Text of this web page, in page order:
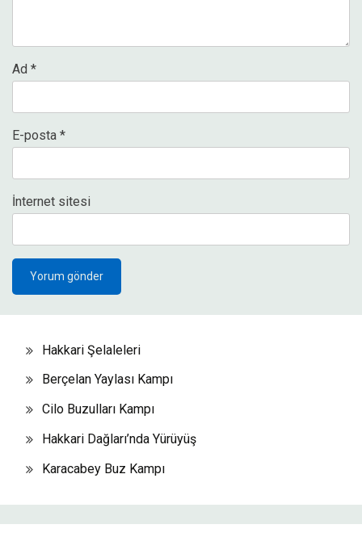
Ad *
E-posta *
İnternet sitesi
Hakkari Şelaleleri
Berçelan Yaylası Kampı
Cilo Buzulları Kampı
Hakkari Dağları’nda Yürüyüş
Karacabey Buz Kampı